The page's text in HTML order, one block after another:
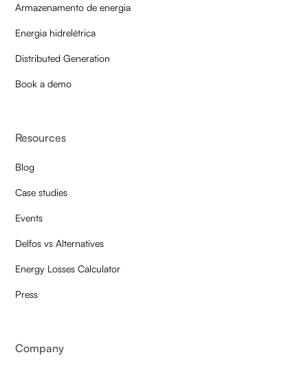
Armazenamento de energia
Energia hidrelétrica
Distributed Generation
Book a demo
Resources
Blog
Case studies
Events
Delfos vs Alternatives
Energy Losses Calculator
Press
Company